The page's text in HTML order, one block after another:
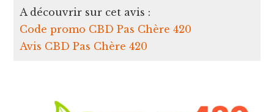
A découvrir sur cet avis :
Code promo CBD Pas Chère 420
Avis CBD Pas Chère 420